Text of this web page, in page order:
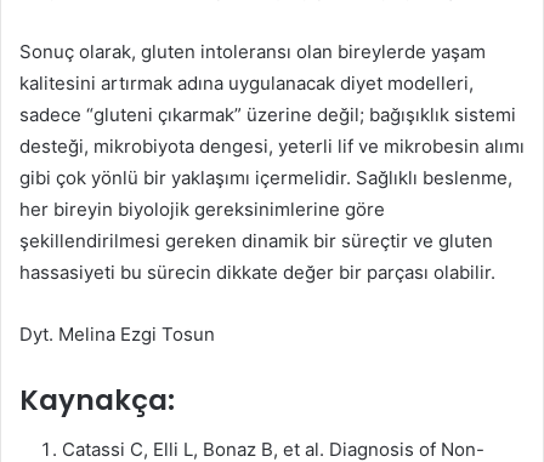
Sonuç olarak, gluten intoleransı olan bireylerde yaşam
kalitesini artırmak adına uygulanacak diyet modelleri,
sadece “gluteni çıkarmak” üzerine değil; bağışıklık sistemi
desteği, mikrobiyota dengesi, yeterli lif ve mikrobesin alımı
gibi çok yönlü bir yaklaşımı içermelidir. Sağlıklı beslenme,
her bireyin biyolojik gereksinimlerine göre
şekillendirilmesi gereken dinamik bir süreçtir ve gluten
hassasiyeti bu sürecin dikkate değer bir parçası olabilir.
Dyt. Melina Ezgi Tosun
Kaynakça:
Catassi C, Elli L, Bonaz B, et al. Diagnosis of Non-